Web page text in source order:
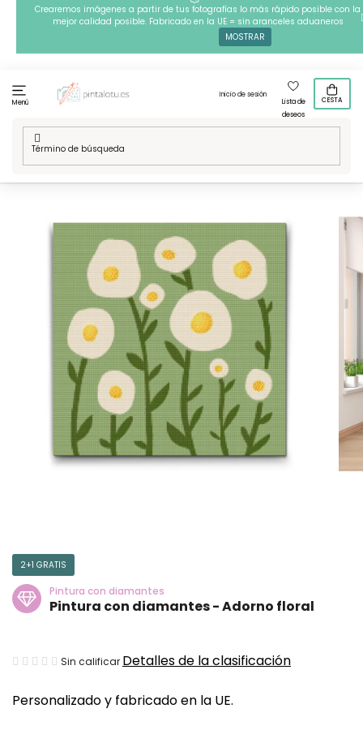
contenido
Crearemos imágenes a partir de tus fotografías lo más rápido posible con la
mejor calidad posible. Fabricado en la UE = sin aranceles aduaneros
MOSTRAR
Menú
Inicio de sesión
Lista de
deseos
CESTA
Inicio
/ Técnicas / Pintura con diamantes / Nuestros disenos /
Pintura con diamantes - Adorno floral
Personalizado y fabricado en la UE.
2+1 GRATIS
Pintura con diamantes
Pintura con diamantes - Adorno floral
La
media
Sin calificar Detalles de la clasificación